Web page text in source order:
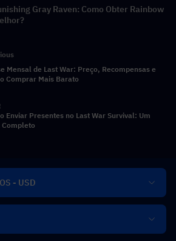
Gray Raven: Como Obter Rainbow
Mensal de Last War: Preço, Recompensas e
Comprar Mais Barato
Enviar Presentes no Last War Survival: Um
Completo
- USD